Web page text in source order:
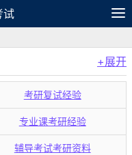
试
+展开
考研复试经验
专业课考研经验
辅导考试考研资料